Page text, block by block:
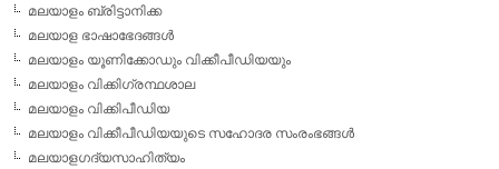
മലയാളം ബ്രിട്ടാനിക്ക
മലയാള ഭാഷാഭേദങ്ങള്‍
മലയാളം യൂണിക്കോഡും വിക്കീപീഡിയയും
മലയാളം വിക്കിഗ്രന്ഥശാല
മലയാളം വിക്കിപീഡിയ
മലയാളം വിക്കീപീഡിയയുടെ സഹോദര സംരംഭങ്ങള്‍
മലയാളഗദ്യസാഹിത്യം